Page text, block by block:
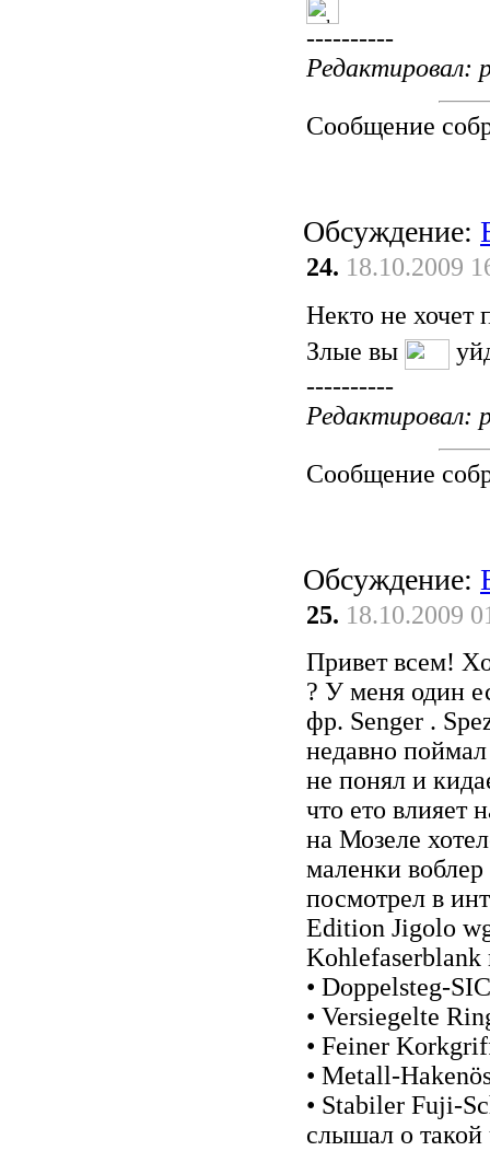
----------
Редактировал:
Сообщение
Обсуждение:
24. 18.10.2009
Некто не хочет
Злые вы
----------
Редактировал:
Сообщение
Обсуждение:
25. 18.10.2009
Привет всем!
? У меня один
фр. Senger .
недавно
не понял и
что ето влияет
на Мозеле
маленки
посмотрел в
Edition Jigolo
Kohlefaserblank
• Doppelsteg-
• Versiegelte
• Feiner
• Metall-
• Stabiler Fuji-
слышал о такой